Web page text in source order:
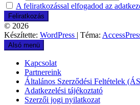
A feliratkozással elfogadod az
© 2026
Készítette: WordPress | Téma:
Alsó menü
Kapcsolat
Partnereink
Általános Szerződési Feltételek
Adatkezelési tájékoztató
Szerzői jogi nyilatkozat